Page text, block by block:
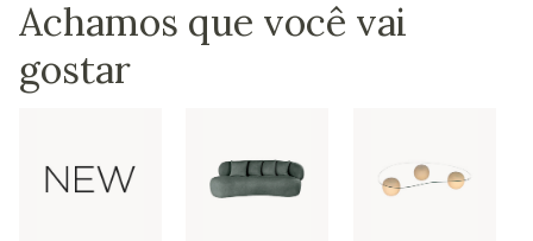
Achamos que você vai
gostar